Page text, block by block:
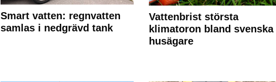
Smart vatten: regnvatten
samlas i nedgrävd tank
Vattenbrist största
klimatoron bland svenska
husägare